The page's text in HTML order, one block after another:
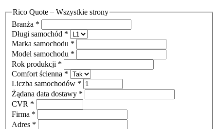
Rico Quote – Wszystkie strony
Branża *
Długi samochód *
Marka samochodu *
Model samochodu *
Rok produkcji *
Comfort ścienna *
Liczba samochodów *
Żądana data dostawy *
CVR *
Firma *
Adres *